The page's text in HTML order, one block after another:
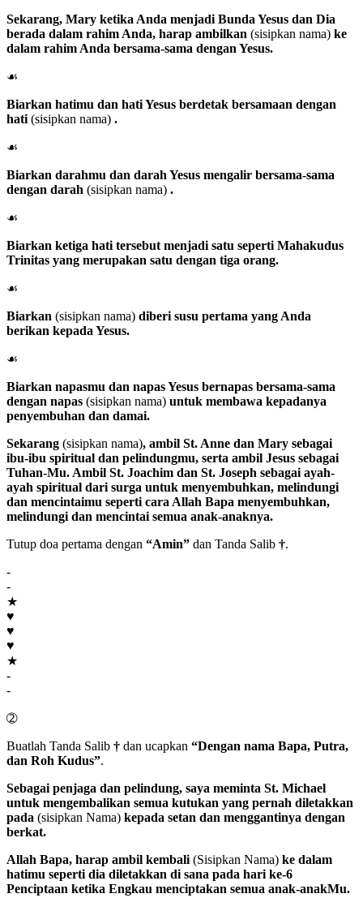
Sekarang, Mary ketika Anda menjadi Bunda Yesus dan Dia
berada dalam rahim Anda, harap ambilkan (sisipkan nama) ke
dalam rahim Anda bersama-sama dengan Yesus.
☙
Biarkan hatimu dan hati Yesus berdetak bersamaan dengan
hati (sisipkan nama) .
☙
Biarkan darahmu dan darah Yesus mengalir bersama-sama
dengan darah (sisipkan nama) .
☙
Biarkan ketiga hati tersebut menjadi satu seperti Mahakudus
Trinitas yang merupakan satu dengan tiga orang.
☙
Biarkan (sisipkan nama) diberi susu pertama yang Anda
berikan kepada Yesus.
☙
Biarkan napasmu dan napas Yesus bernapas bersama-sama
dengan napas (sisipkan nama) untuk membawa kepadanya
penyembuhan dan damai.
Sekarang (sisipkan nama), ambil St. Anne dan Mary sebagai
ibu-ibu spiritual dan pelindungmu, serta ambil Jesus sebagai
Tuhan-Mu. Ambil St. Joachim dan St. Joseph sebagai ayah-
ayah spiritual dari surga untuk menyembuhkan, melindungi
dan mencintaimu seperti cara Allah Bapa menyembuhkan,
melindungi dan mencintai semua anak-anaknya.
Tutup doa pertama dengan “Amin” dan Tanda Salib †.
-
-
★
♥
♥
♥
★
-
-
➁
Buatlah Tanda Salib † dan ucapkan “Dengan nama Bapa, Putra,
dan Roh Kudus”.
Sebagai penjaga dan pelindung, saya meminta St. Michael
untuk mengembalikan semua kutukan yang pernah diletakkan
pada (sisipkan Nama) kepada setan dan menggantinya dengan
berkat.
Allah Bapa, harap ambil kembali (Sisipkan Nama) ke dalam
hatimu seperti dia diletakkan di sana pada hari ke-6
Penciptaan ketika Engkau menciptakan semua anak-anakMu.